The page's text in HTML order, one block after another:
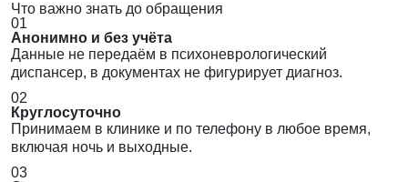
Что важно знать до обращения
01
Анонимно и без учёта
Данные не передаём в психоневрологический
диспансер, в документах не фигурирует диагноз.
02
Круглосуточно
Принимаем в клинике и по телефону в любое время,
включая ночь и выходные.
03